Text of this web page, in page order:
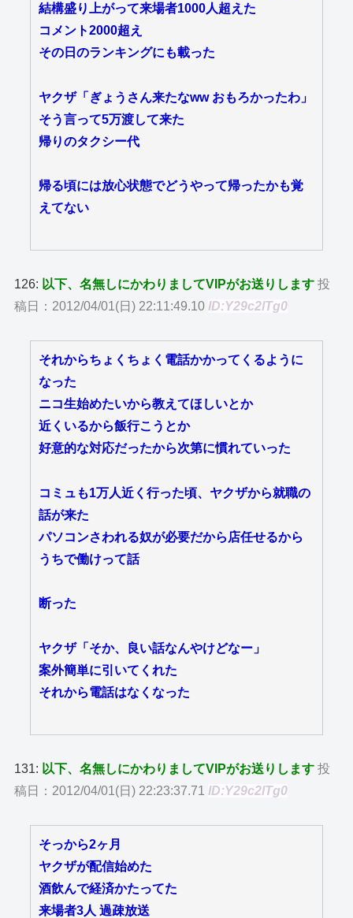
結構盛り上がって来場者1000人超えた
コメント2000超え
その日のランキングにも載った
ヤクザ「ぎょうさん来たなww おもろかったわ」
そう言って5万渡して来た
帰りのタクシー代
帰る頃には放心状態でどうやって帰ったかも覚
えてない
126: 以下、名無しにかわりましてVIPがお送りします 投
稿日：2012/04/01(日) 22:11:49.10 ID:Y29c2lTg0
それからちょくちょく電話かかってくるように
なった
ニコ生始めたいから教えてほしいとか
近くいるから飯行こうとか
好意的な対応だったから次第に慣れていった
コミュも1万人近く行った頃、ヤクザから就職の
話が来た
パソコンさわれる奴が必要だから店任せるから
うちで働けって話
断った
ヤクザ「そか、良い話なんやけどなー」
案外簡単に引いてくれた
それから電話はなくなった
131: 以下、名無しにかわりましてVIPがお送りします 投
稿日：2012/04/01(日) 22:23:37.71 ID:Y29c2lTg0
そっから2ヶ月
ヤクザが配信始めた
酒飲んで経済かたってた
来場者3人 過疎放送